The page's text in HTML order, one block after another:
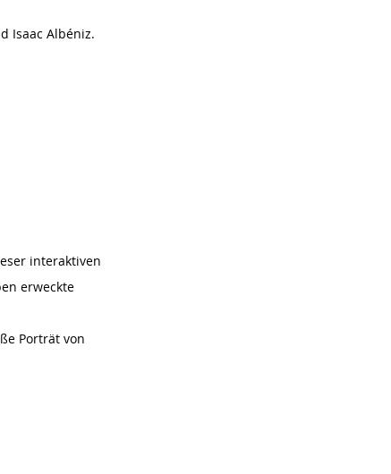
Isaac Albéniz.
interaktiven
erweckte
Porträt von